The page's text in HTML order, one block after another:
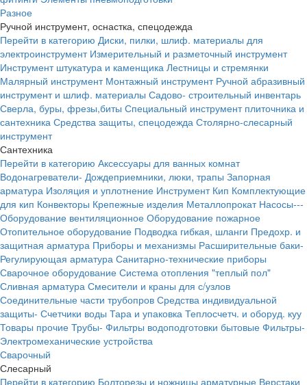
Разное
Ручной инструмент, оснастка, спецодежда
Перейти в категорию Диски, пилки, шлиф. материалы для
электроинструмент Измерительный и разметочный инструмент
Инструмент штукатура и каменщика Лестницы и стремянки
Малярный инструмент Монтажный инструмент Ручной абразивный
инструмент и шлиф. материалы Садово- строительный инвентарь
Сверла, буры, фрезы,биты Специальный инструмент плиточника и
сантехника Средства защиты, спецодежда Столярно-слесарный
инструмент
Сантехника
Перейти в категорию Аксессуары для ванных комнат
Водонагреватели- Дождеприемники, люки, трапы Запорная
арматура Изоляция и уплотнение Инструмент Кип Комплектующие
для кип Конвекторы Крепежные изделия Металлопрокат Насосы---
Оборудование вентиляционное Оборудование пожарное
Отопительное оборудование Подводка гибкая, шланги Предохр. и
защитная арматура Приборы и механизмы Расширительные баки-
Регулирующая арматура Санитарно-технические приборы
Сварочное оборудование Система отопления "теплый пол"
Сливная арматура Смесители и краны для с/узлов
Соединительные части трубопров Средства индивидуальной
защиты- Счетчики воды Тара и упаковка Теплосчетч. и оборуд. куу
Товары прочие Трубы- Фильтры водоподготовки бытовые Фильтры-
Электромеханические устройства
Сварочный
Слесарный
Перейти в категорию Болторезы и ножницы арматурные Верстаки